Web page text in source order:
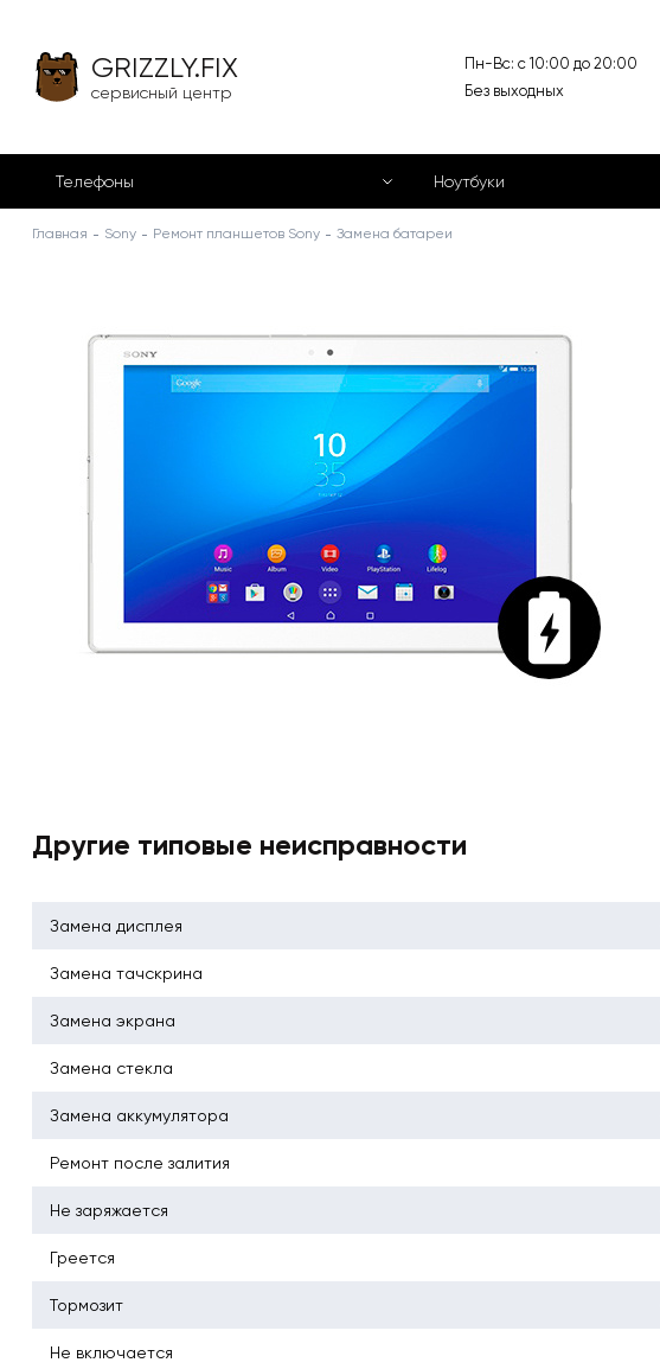
GRIZZLY.FIX
сервисный центр
Пн-Вс: с 10:00 до 20:00
Без выходных
Телефоны Ноутбуки
Главная Sony Ремонт планшетов Sony Замена батареи
Другие типовые неисправности
Замена дисплея
Замена тачскрина
Замена экрана
Замена стекла
Замена аккумулятора
Ремонт после залития
Не заряжается
Греется
Тормозит
Не включается